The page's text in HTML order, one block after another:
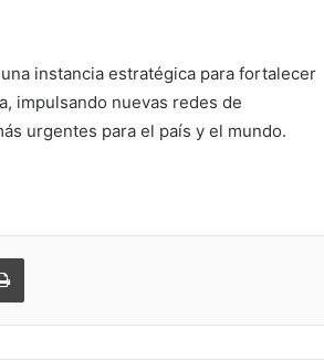
instancia estratégica para fortalecer
impulsando nuevas redes de
urgentes para el país y el mundo.